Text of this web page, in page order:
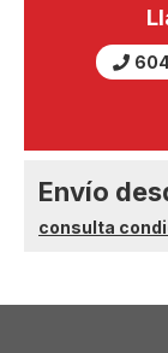
Envío
consulta